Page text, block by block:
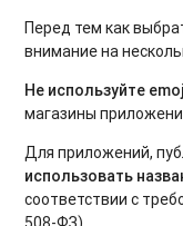
Перед тем как
внимание на
Не используйте
магазины
Для приложений,
использовать
соответствии с